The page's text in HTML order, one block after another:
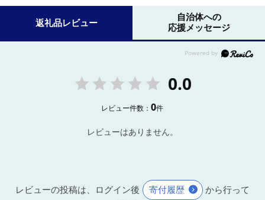
返礼品レビュー
自治体への
応援メッセージ
0.0
レビュー件数：0件
レビューはありません。
レビューの投稿は、ログイン後 寄付履歴
から行って